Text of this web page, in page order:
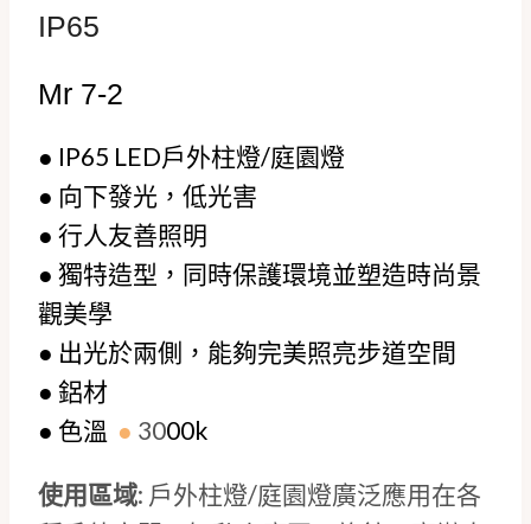
IP65
Mr 7-2
● IP65 LED戶外柱燈/庭園燈
● 向下發光，低光害
● 行人友善照明
● 獨特造型，同時保護環境並塑造時尚景
觀美學
● 出光於兩側，能夠完美照亮步道空間
● 鋁材
● 色溫 ● 3000k
使用區域: 戶外柱燈/庭園燈廣泛應用在各